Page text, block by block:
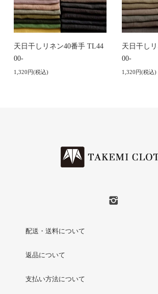
天日干しリネン40番手 TL44
00-
1,320円(税込)
天日干し
00-
1,320円(税込)
配送・送料について
返品について
支払い方法について